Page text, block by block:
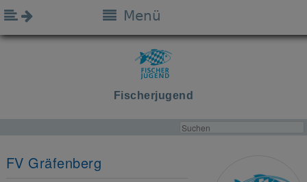
Fischerjugend
Menü
FV Gräfenberg